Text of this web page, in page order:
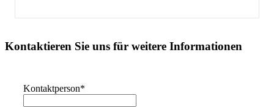
Kontaktieren Sie uns für weitere Informationen
Kontaktperson*